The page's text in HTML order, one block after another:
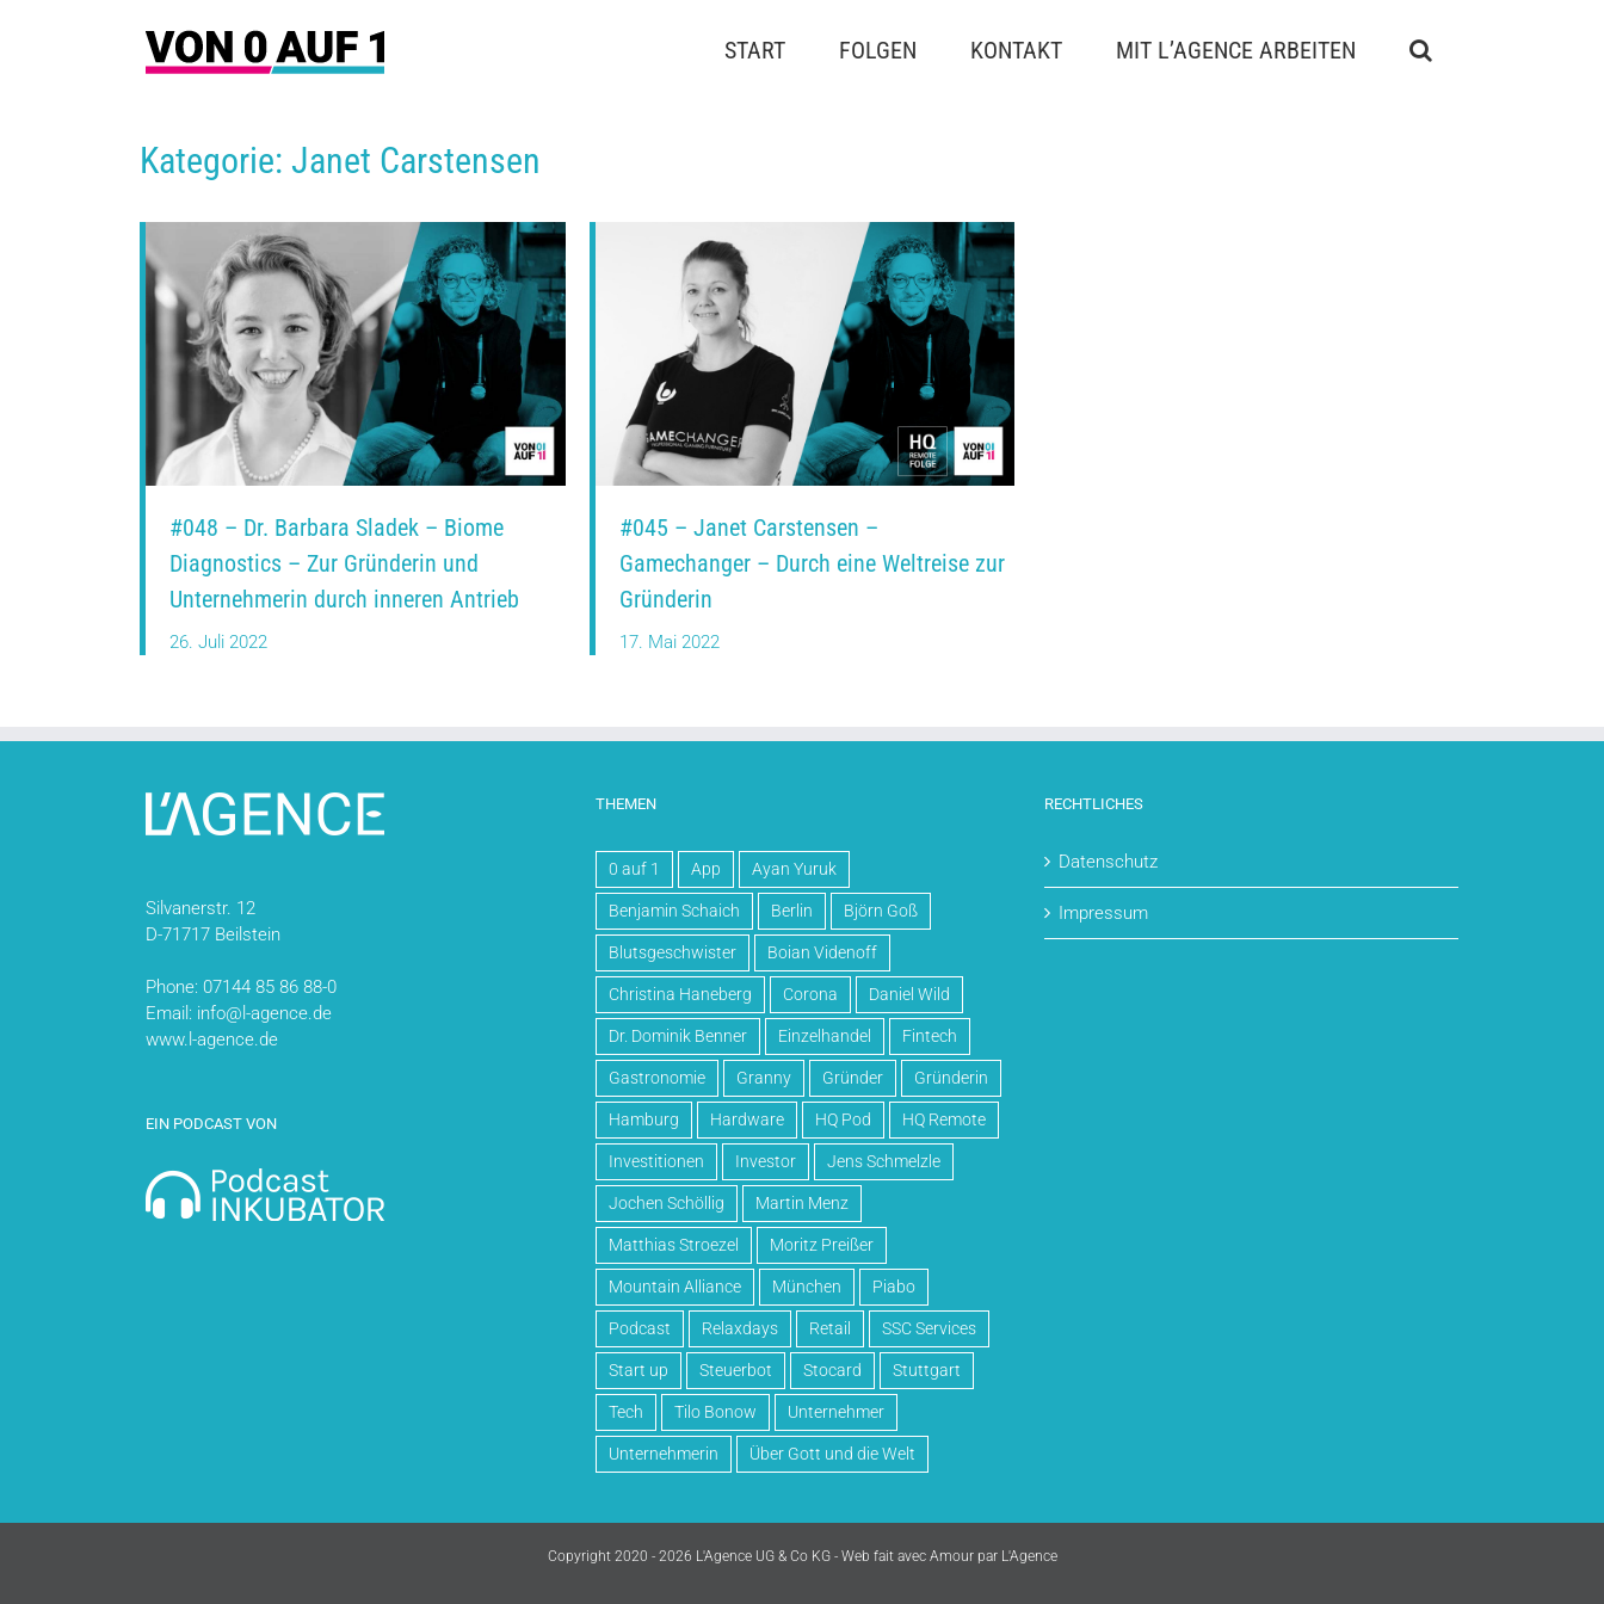
START FOLGEN KONTAKT MIT L’AGENCE ARBEITEN
Kategorie: Janet Carstensen
#048 – Dr. Barbara Sladek – Biome
Diagnostics – Zur Gründerin und
Unternehmerin durch inneren Antrieb
26. Juli 2022
#045 – Janet Carstensen –
Gamechanger – Durch eine Weltreise zur
Gründerin
17. Mai 2022
Silvanerstr. 12
D-71717 Beilstein
Phone: 07144 85 86 88-0
Email: info@l-agence.de
www.l-agence.de
EIN PODCAST VON
THEMEN
0 auf 1 App Ayan Yuruk
Benjamin Schaich Berlin Björn Goß
Blutsgeschwister Boian Videnoff
Christina Haneberg Corona Daniel Wild
Dr. Dominik Benner Einzelhandel Fintech
Gastronomie Granny Gründer Gründerin
Hamburg Hardware HQ Pod HQ Remote
Investitionen Investor Jens Schmelzle
Jochen Schöllig Martin Menz
Matthias Stroezel Moritz Preißer
Mountain Alliance München Piabo
Podcast Relaxdays Retail SSC Services
Start up Steuerbot Stocard Stuttgart
Tech Tilo Bonow Unternehmer
Unternehmerin Über Gott und die Welt
RECHTLICHES
Datenschutz
Impressum
Copyright 2020 - 2026 L'Agence UG & Co KG - Web fait avec Amour par L'Agence